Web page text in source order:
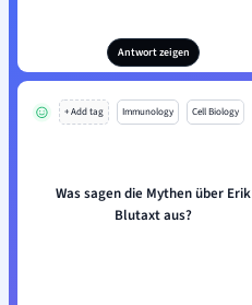
Antwort zeigen
+ Add tag Immunology Cell Biology
Was sagen die Mythen über Erik
Blutaxt aus?